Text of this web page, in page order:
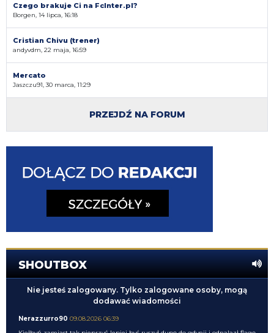
Czego brakuje Ci na FcInter.pl?
Borgen, 14 lipca, 16:18
Cristian Chivu (trener)
andyvdm, 22 maja, 16:59
Mercato
Jaszczu91, 30 marca, 11:29
PRZEJDŹ NA FORUM
SHOUTBOX
Nie jesteś zalogowany. Tylko zalogowane osoby, mogą
dodawać wiadomości
Nerazzurro90 09.08.2026 06:39